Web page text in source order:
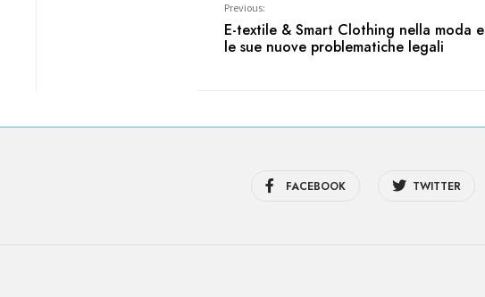
Previous:
E-textile & Smart Clothing nella moda e
le sue nuove problematiche legali
FACEBOOK TWITTER